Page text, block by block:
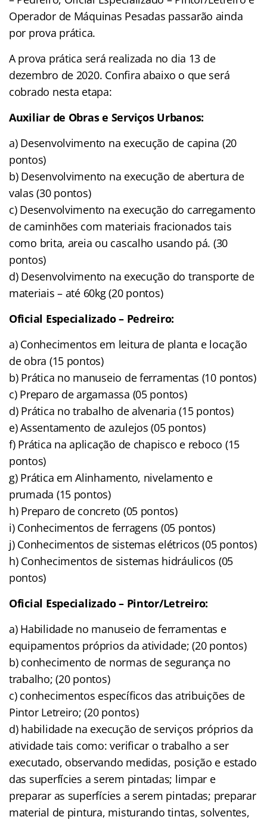
Operador de Máquinas Pesadas passarão ainda
por prova prática.
A prova prática será realizada no dia 13 de
dezembro de 2020. Confira abaixo o que será
cobrado nesta etapa:
Auxiliar de Obras e Serviços Urbanos:
a) Desenvolvimento na execução de capina (20
pontos)
b) Desenvolvimento na execução de abertura de
valas (30 pontos)
c) Desenvolvimento na execução do carregamento
de caminhões com materiais fracionados tais
como brita, areia ou cascalho usando pá. (30
pontos)
d) Desenvolvimento na execução do transporte de
materiais – até 60kg (20 pontos)
Oficial Especializado – Pedreiro:
a) Conhecimentos em leitura de planta e locação
de obra (15 pontos)
b) Prática no manuseio de ferramentas (10 pontos)
c) Preparo de argamassa (05 pontos)
d) Prática no trabalho de alvenaria (15 pontos)
e) Assentamento de azulejos (05 pontos)
f) Prática na aplicação de chapisco e reboco (15
pontos)
g) Prática em Alinhamento, nivelamento e
prumada (15 pontos)
h) Preparo de concreto (05 pontos)
i) Conhecimentos de ferragens (05 pontos)
j) Conhecimentos de sistemas elétricos (05 pontos)
h) Conhecimentos de sistemas hidráulicos (05
pontos)
Oficial Especializado – Pintor/Letreiro:
a) Habilidade no manuseio de ferramentas e
equipamentos próprios da atividade; (20 pontos)
b) conhecimento de normas de segurança no
trabalho; (20 pontos)
c) conhecimentos específicos das atribuições de
Pintor Letreiro; (20 pontos)
d) habilidade na execução de serviços próprios da
atividade tais como: verificar o trabalho a ser
executado, observando medidas, posição e estado
das superfícies a serem pintadas; limpar e
preparar as superfícies a serem pintadas; preparar
material de pintura, misturando tintas, solventes,